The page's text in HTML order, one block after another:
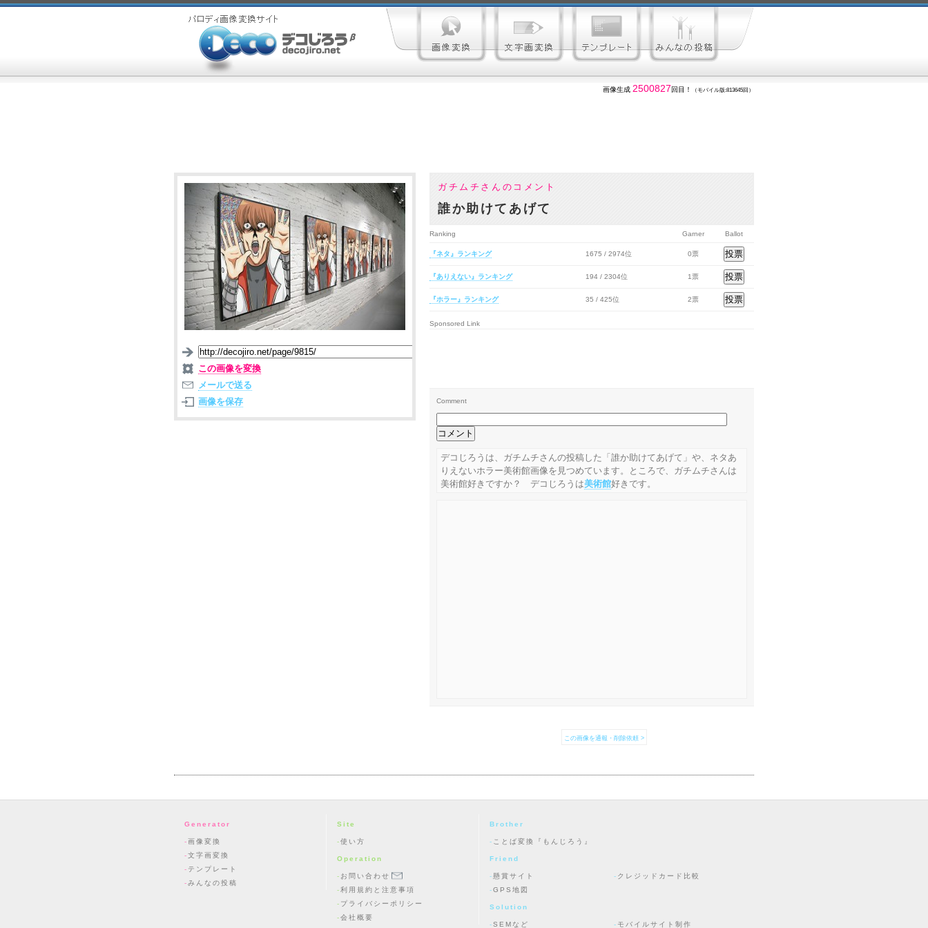
画像生成 2500827 回目！ （モバイル版:813645回）
ガチムチさんのコメント
誰か助けてあげて
この画像を変換
メールで送る
画像を保存
Ranking Garner Ballot
『ネタ』ランキング 1675 / 2974位 0票
『ありえない』ランキング 194 / 2304位 1票
『ホラー』ランキング 35 / 425位 2票
Sponsored Link
Comment
デコじろうは、ガチムチさんの投稿した「誰か助けてあげて」や、ネタあ
りえないホラー美術館画像を見つめています。ところで、ガチムチさんは
美術館好きですか？ デコじろうは美術館好きです。
この画像を通報・削除依頼 >
Generator
画像変換
文字画変換
テンプレート
みんなの投稿
Site
使い方
Operation
お問い合わせ
利用規約と注意事項
プライバシーポリシー
会社概要
Brother
ことば変換『もんじろう』
Friend
懸賞サイト
クレジッドカード比較
GPS地図
Solution
SEMなど モバイルサイト制作